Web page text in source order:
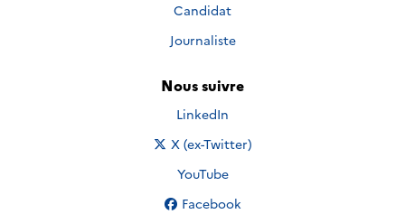
Candidat
Journaliste
Nous suivre
Nous suivre sur
LinkedIn
Nous suivre sur
X (ex-Twitter)
Nous suivre sur
YouTube
Nous suivre sur
Facebook